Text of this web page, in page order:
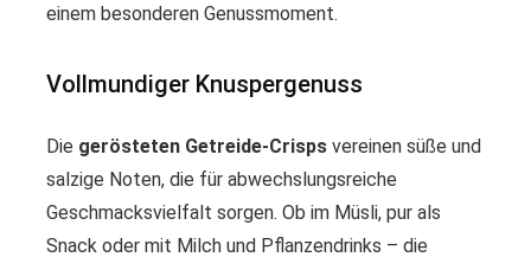
einem besonderen Genussmoment.
Vollmundiger Knuspergenuss
Die gerösteten Getreide-Crisps vereinen süße und
salzige Noten, die für abwechslungsreiche
Geschmacksvielfalt sorgen. Ob im Müsli, pur als
Snack oder mit Milch und Pflanzendrinks – die